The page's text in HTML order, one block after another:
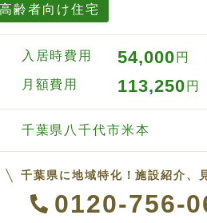
齢者向け住宅
入居時費用 54,000 円
月額費用
113,250 円
千葉県八千代市米本
千葉県に地域特化！施設紹介、
0120-756-